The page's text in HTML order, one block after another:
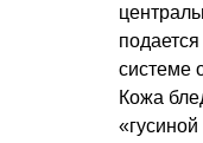
системе
Кожа